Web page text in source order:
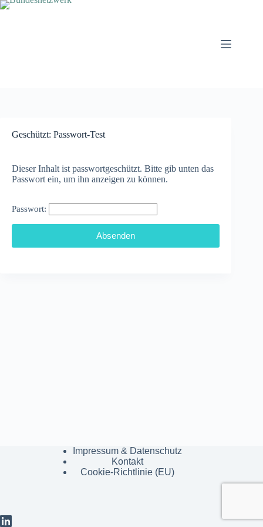
Zum
Geschützt: Passwort-Test
Dieser Inhalt ist passwortgeschützt. Bitte gib unten das
Passwort ein, um ihn anzeigen zu können.
Passwort:
Impressum & Datenschutz
Kontakt
Cookie-Richtlinie (EU)